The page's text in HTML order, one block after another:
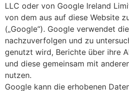
LLC oder von Google Ireland
von dem aus auf diese Website
(„Google“). Google verwendet
nachzuverfolgen und zu
genutzt wird, Berichte über ihre
und diese gemeinsam mit
nutzen.
Google kann die erhobenen